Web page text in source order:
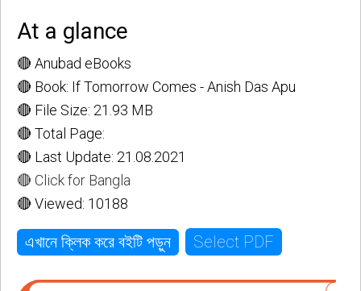
At a glance
🔴 Anubad eBooks
🔴 Book: If Tomorrow Comes - Anish Das Apu
🔴 File Size: 21.93 MB
🔴 Total Page:
🔴 Last Update: 21.08.2021
🔴 Click for Bangla
🔴 Viewed: 10188
এখানে ক্লিক করে বইটি পড়ুন Select PDF